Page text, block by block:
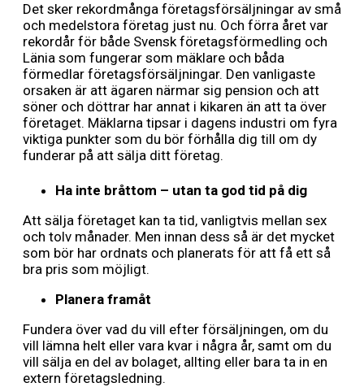
Det sker rekordmånga företagsförsäljningar av små
och medelstora företag just nu. Och förra året var
rekordår för både Svensk företagsförmedling och
Länia som fungerar som mäklare och båda
förmedlar företagsförsäljningar. Den vanligaste
orsaken är att ägaren närmar sig pension och att
söner och döttrar har annat i kikaren än att ta över
företaget. Mäklarna tipsar i dagens industri om fyra
viktiga punkter som du bör förhålla dig till om dy
funderar på att sälja ditt företag.
Ha inte bråttom – utan ta god tid på dig
Att sälja företaget kan ta tid, vanligtvis mellan sex
och tolv månader. Men innan dess så är det mycket
som bör har ordnats och planerats för att få ett så
bra pris som möjligt.
Planera framåt
Fundera över vad du vill efter försäljningen, om du
vill lämna helt eller vara kvar i några år, samt om du
vill sälja en del av bolaget, allting eller bara ta in en
extern företagsledning.